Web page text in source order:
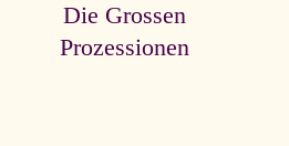
Die Grossen
Prozessionen